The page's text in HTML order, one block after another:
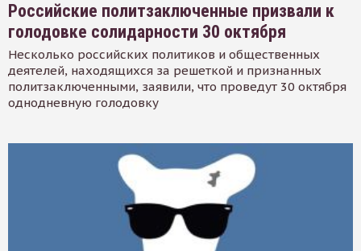
Российские политзаключенные призвали к
голодовке солидарности 30 октября
Несколько российских политиков и общественных
деятелей, находящихся за решеткой и признанных
политзаключенными, заявили, что проведут 30 октября
однодневную голодовку